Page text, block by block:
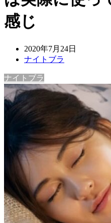
感じ
2020年7月24日
ナイトブラ
ナイトブラ